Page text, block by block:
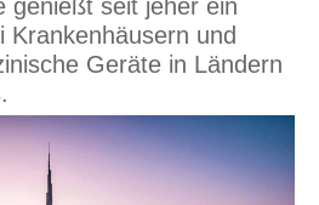
genießt seit jeher ein
Krankenhäusern und
Geräte in Ländern